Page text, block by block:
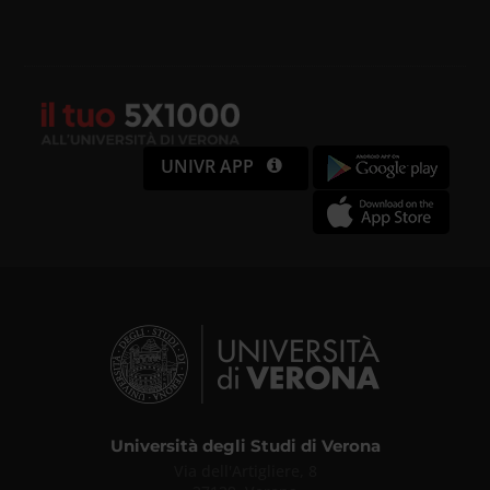
UNIVR APP
Università degli Studi di Verona